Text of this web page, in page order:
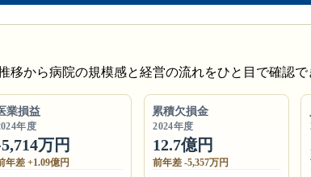
移から病院の規模感と経営の流れをひと目で確認で
業損益
年度
万円
年差 +1.09億円
累積欠損金
2024年度
12.7億円
前年差 -5,357万円